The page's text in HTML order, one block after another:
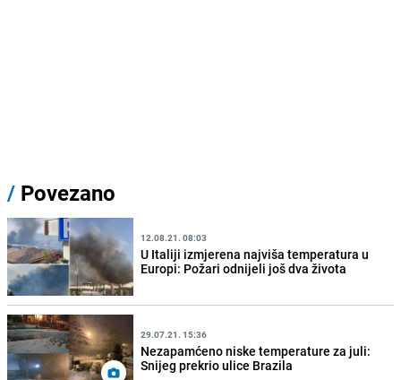
/ Povezano
12.08.21. 08:03
U Italiji izmjerena najviša temperatura u
Europi: Požari odnijeli još dva života
29.07.21. 15:36
Nezapamćeno niske temperature za juli:
Snijeg prekrio ulice Brazila